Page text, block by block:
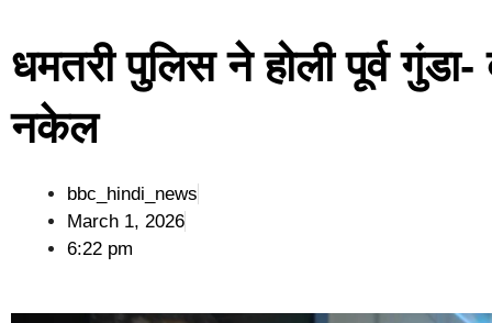
धमतरी पुलिस ने होली पूर्व
नकेल
bbc_hindi_news
March 1, 2026
6:22 pm